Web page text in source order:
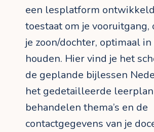
een lesplatform
toestaat om je vooruitgang,
je zoon/dochter, optimaal
houden. Hier vind je het
de geplande bijlessen
het gedetailleerde
behandelen thema’s en de
contactgegevens van je